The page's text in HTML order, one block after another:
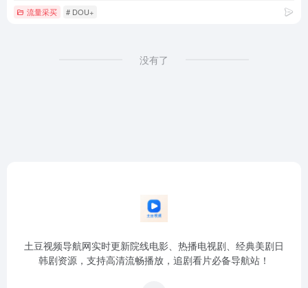
流量采买 # DOU+
没有了
土豆视频导航网实时更新院线电影、热播电视剧、经典美剧日
韩剧资源，支持高清流畅播放，追剧看片必备导航站！